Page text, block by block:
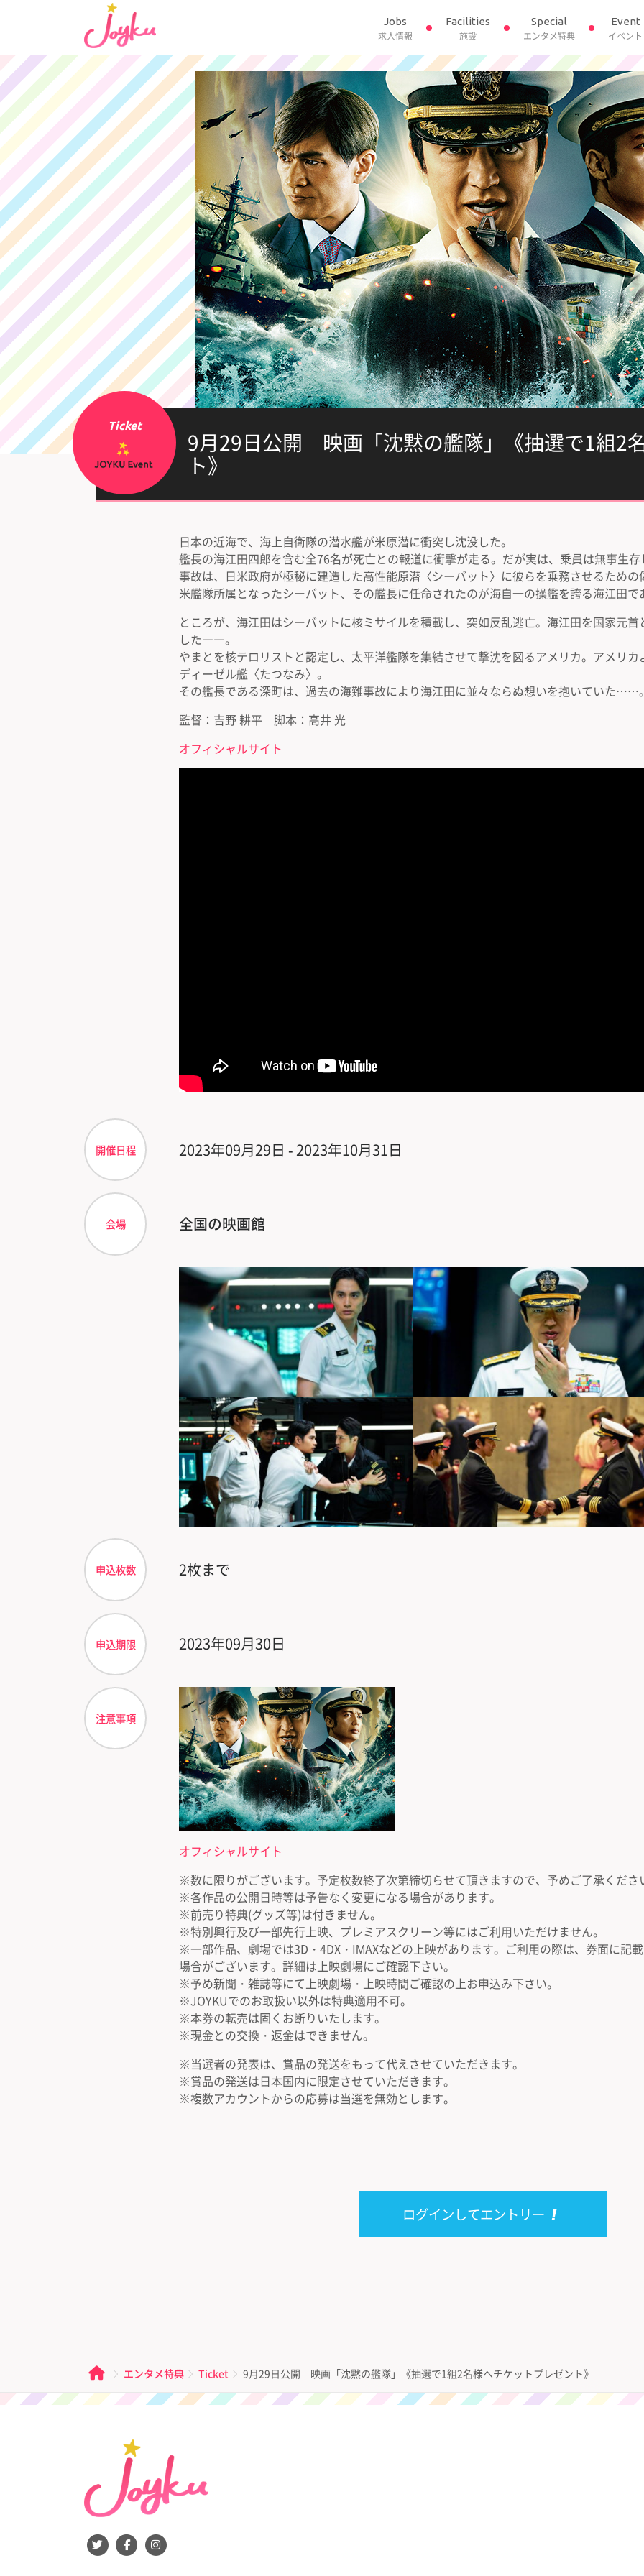
ン
ツ
へ
ス
キ
ッ
プ
Jobs
求人情報
Facilities
施設
Special
エンタメ特典
Event
イベント
9月29日公開 映画「沈黙の艦隊」《抽選で1組2
ト》
Ticket
日本の近海で、海上自衛隊の潜水艦が米原潜に衝突し沈没した。
艦長の海江田四郎を含む全76名が死亡との報道に衝撃が走る。だが実は、乗員は無事生
事故は、日米政府が極秘に建造した高性能原潜〈シーバット〉に彼らを乗務させるため
米艦隊所属となったシーバット、その艦長に任命されたのが海自一の操艦を誇る海江田で
ところが、海江田はシーバットに核ミサイルを積載し、突如反乱逃亡。海江田を国家元
した――。
やまとを核テロリストと認定し、太平洋艦隊を集結させて撃沈を図るアメリカ。アメリ
ディーゼル艦〈たつなみ〉。
その艦長である深町は、過去の海難事故により海江田に並々ならぬ想いを抱いていた……
監督：吉野 耕平 脚本：高井 光
オフィシャルサイト
開催日程 2023年09月29日 - 2023年10月31日
会場 全国の映画館
申込枚数 2枚まで
申込期限 2023年09月30日
注意事項
オフィシャルサイト
※数に限りがございます。予定枚数終了次第締切らせて頂きますので、予めご了承くださ
※各作品の公開日時等は予告なく変更になる場合があります。
※前売り特典(グッズ等)は付きません。
※特別興行及び一部先行上映、プレミアスクリーン等にはご利用いただけません。
※一部作品、劇場では3D・4DX・IMAXなどの上映があります。ご利用の際は、券面に記
場合がございます。詳細は上映劇場にご確認下さい。
※予め新聞・雑誌等にて上映劇場・上映時間ご確認の上お申込み下さい。
※JOYKUでのお取扱い以外は特典適用不可。
※本券の転売は固くお断りいたします。
※現金との交換・返金はできません。
※当選者の発表は、賞品の発送をもって代えさせていただきます。
※賞品の発送は日本国内に限定させていただきます。
※複数アカウントからの応募は当選を無効とします。
ログインしてエントリー
エンタメ特典 Ticket 9月29日公開 映画「沈黙の艦隊」《抽選で1組2名様へチケットプレゼント》